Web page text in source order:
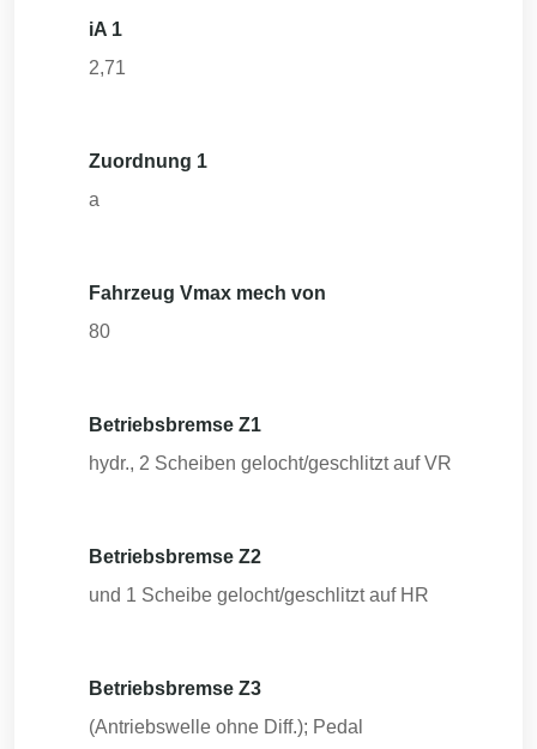
iA 1
2,71
Zuordnung 1
a
Fahrzeug Vmax mech von
80
Betriebsbremse Z1
hydr., 2 Scheiben gelocht/geschlitzt auf VR
Betriebsbremse Z2
und 1 Scheibe gelocht/geschlitzt auf HR
Betriebsbremse Z3
(Antriebswelle ohne Diff.); Pedal